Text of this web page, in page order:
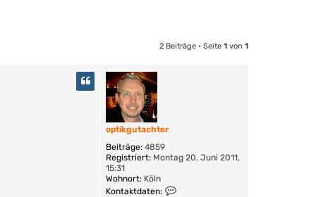
2 Beiträge • Seite 1 von 1
optikgutachter
Beiträge: 4859
Registriert: Montag 20. Juni 2011,
15:31
Wohnort: Köln
Kontaktdaten: